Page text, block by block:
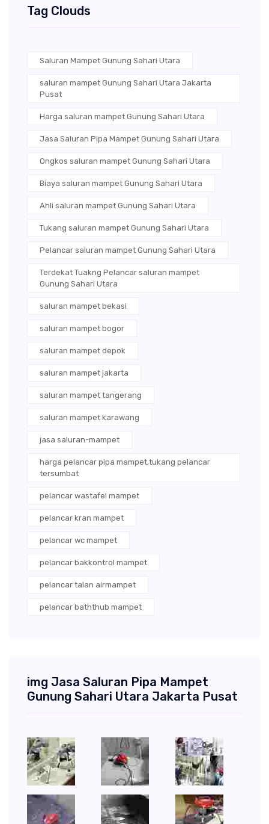
Tag Clouds
Saluran Mampet Gunung Sahari Utara
saluran mampet Gunung Sahari Utara Jakarta
Pusat
Harga saluran mampet Gunung Sahari Utara
Jasa Saluran Pipa Mampet Gunung Sahari Utara
Ongkos saluran mampet Gunung Sahari Utara
Biaya saluran mampet Gunung Sahari Utara
Ahli saluran mampet Gunung Sahari Utara
Tukang saluran mampet Gunung Sahari Utara
Pelancar saluran mampet Gunung Sahari Utara
Terdekat Tuakng Pelancar saluran mampet
Gunung Sahari Utara
saluran mampet bekasi
saluran mampet bogor
saluran mampet depok
saluran mampet jakarta
saluran mampet tangerang
saluran mampet karawang
jasa saluran-mampet
harga pelancar pipa mampet,tukang pelancar
tersumbat
pelancar wastafel mampet
pelancar kran mampet
pelancar wc mampet
pelancar bakkontrol mampet
pelancar talan airmampet
pelancar baththub mampet
img Jasa Saluran Pipa Mampet
Gunung Sahari Utara Jakarta Pusat